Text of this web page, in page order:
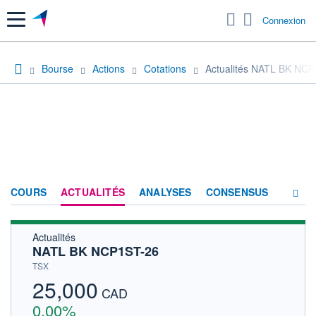
Menu Connexion
Bourse Actions Cotations Actualités NATL BK
COURS ACTUALITÉS ANALYSES CONSENSUS
Actualités
NATL BK NCP1ST-26
TSX
25,000 CAD
0,00%